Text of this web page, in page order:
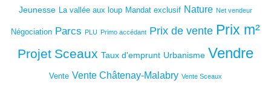
Jeunesse La vallée aux loup Mandat exclusif Nature Net vendeur
Négociation Parcs PLU Primo accédant Prix de vente Prix m²
Projet Sceaux Taux d'emprunt Urbanisme Vendre
Vente Vente Châtenay-Malabry Vente Sceaux